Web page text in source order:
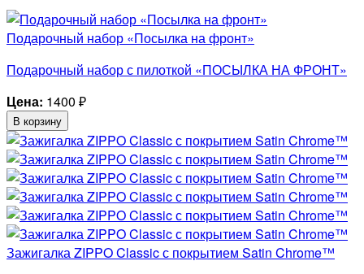
Подарочный набор «Посылка на фронт»
Подарочный набор с пилоткой «ПОСЫЛКА НА ФРОНТ»
Цена: 1400 ₽
В корзину
Зажигалка ZIPPO Classic с покрытием Satin Chrome™